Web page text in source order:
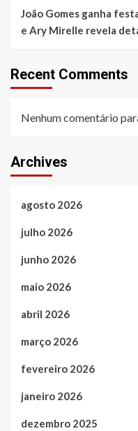
João Gomes ganha
e Ary Mirelle revela
Recent Comments
Nenhum comentário
Archives
agosto 2026
julho 2026
junho 2026
maio 2026
abril 2026
março 2026
fevereiro 2026
janeiro 2026
dezembro 2025